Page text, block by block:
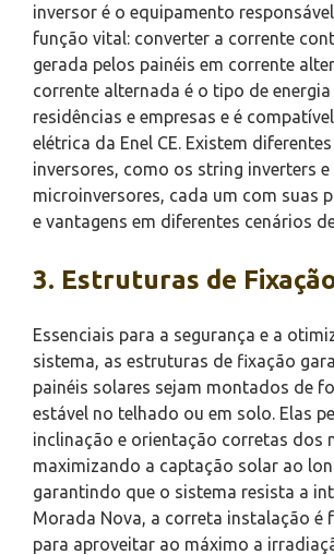
inversor é o equipamento
função vital: converter a corrente
gerada pelos painéis em corrente
corrente alternada é o tipo de
residências e empresas e é
elétrica da Enel CE. Existem
inversores, como os string inverters e
microinversores, cada um com suas
e vantagens em diferentes cenários
3. Estruturas de
Essenciais para a segurança e a
sistema, as estruturas de fixação
painéis solares sejam montados de
estável no telhado ou em solo. Elas
inclinação e orientação corretas dos
maximizando a captação solar ao
garantindo que o sistema resista a
Morada Nova, a correta instalação é
para aproveitar ao máximo a